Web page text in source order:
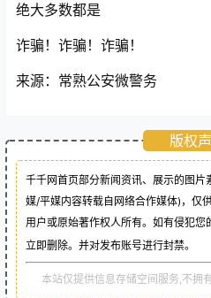
绝大多数都是
诈骗！诈骗！诈骗！
来源：常熟公安微警务
版权
千千网首页部分新闻资讯、展示的图片
媒/平媒内容转载自网络合作媒体)，仅
用户或原始著作权人所有。如有侵犯您
立即删除。并对发布账号进行封禁。
本站仅提供信息存储空间服务,不拥